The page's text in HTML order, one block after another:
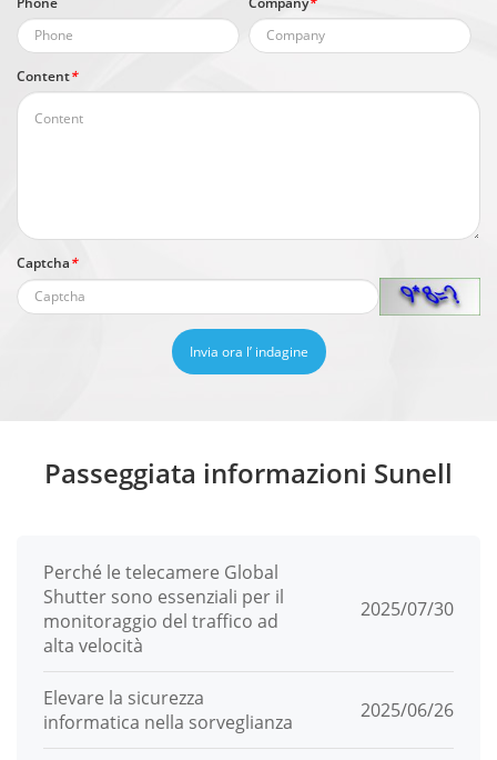
Content*
Captcha*
Invia ora l’ indagine
Passeggiata informazioni Sunell
Perché le telecamere Global
Shutter sono essenziali per il
monitoraggio del traffico ad
alta velocità
2025/07/30
Elevare la sicurezza
informatica nella sorveglianza
2025/06/26